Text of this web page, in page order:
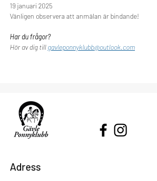
19 januari 2025
Vänligen observera att anmälan är bindande!
Har du frågor?
Hör av dig till gavleponnyklubb@outlook.com
Adress